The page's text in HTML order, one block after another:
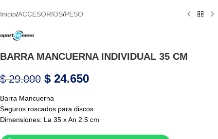
Inicio/ACCESORIOS/PESO
BARRA MANCUERNA INDIVIDUAL 35 CM
$29.000 $ 24.650
Barra Mancuerna
Seguros roscados para discos
Dimensiones: La 35 x An 2.5 cm